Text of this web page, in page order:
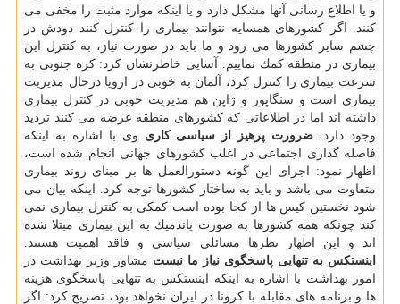
و یا اطلاع رسانی آنها مشكل دارد و یا اینكه موارد مثبت را مخفی می
كنند. اگر كشورهای همسایه نتوانند بیماری را كنترل كنند دودش در
چشم سایر كشورها می رود و ما باید در صورت نیاز، به كنترل این
بیماری در منطقه كمك نماییم. آسایی خاطرنشان كرد: كره جنوبی به
سرعت بیماری را كنترل كرد، آلمان به خوبی در اروپا درحال مدیریت
بیماری است و سنگاپور و ژاپن هم مدیریت خوبی در كنترل بیماری
داشته اند اما در اطلاعاتی كه كشورهای منطقه عرضه می كنند تردید
وجود دارد. ضرورت پرهیز از سیاسی كاری وی با اشاره به اینكه
فاصله گذاری اجتماعی در اغلب كشورهای جهانی انجام شده است،
اظهار نمود: اجرای این گونه دستورالعمل ها بر مبنای روند بیماری
متفاوت می باشد و باید به ساختار كشورها توجه كرد. اینكه بیان می
شود نخستین كیس ها از كجا بوده است كمكی به كنترل بیماری نمی
كند چونكه همه كشورها به صورت پاندمیك به این بیماری مبتلا شده
اند و این اظهار نظرها مسائلی سیاسی و فاقد اهمیت هستند.
اینستكس به تنهایی پاسخگوی نیاز ما نیست مشاور وزیر بهداشت در
امور بهداشت با اشاره به اینكه اینستكس به تنهایی پاسخگوی هزینه
ها و برنامه های مقابله با كرونا در ایران نخواهد بود، تصریح كرد: اگر